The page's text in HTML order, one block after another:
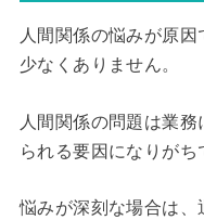
人間関係の悩みが原
少なくありません。
人間関係の問題は業
られる要因になりがち
悩みが深刻な場合は、